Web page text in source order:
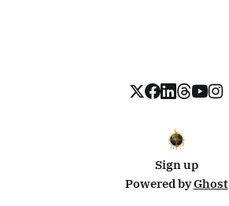
Sign up
Powered byGhost